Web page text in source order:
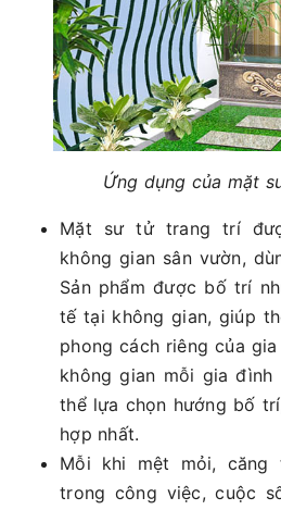
Ứng dụng của mặt
Mặt sư tử trang trí
không gian sân vườn,
Sản phẩm được bố trí
tế tại không gian, giúp
phong cách riêng của
không gian mỗi gia đình
thể lựa chọn hướng bố
hợp nhất.
Mỗi khi mệt mỏi, căng
trong công việc, cuộc